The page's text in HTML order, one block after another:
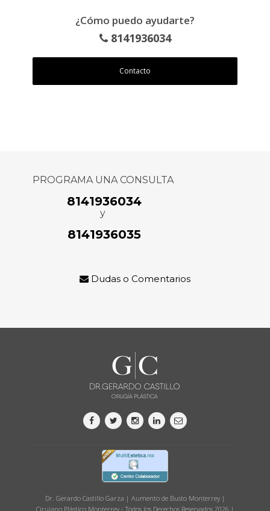
¿Cómo puedo ayudarte?
8141936034
Contacto
PROGRAMA UNA CONSULTA
8141936034
y
8141936035
Dudas o Comentarios
Dr. Gerardo Castillo Garza | Aumento de Busto Monterrey |
Cirujano Plástico Monterrey - Todos los Derechos Reservados 2026 |